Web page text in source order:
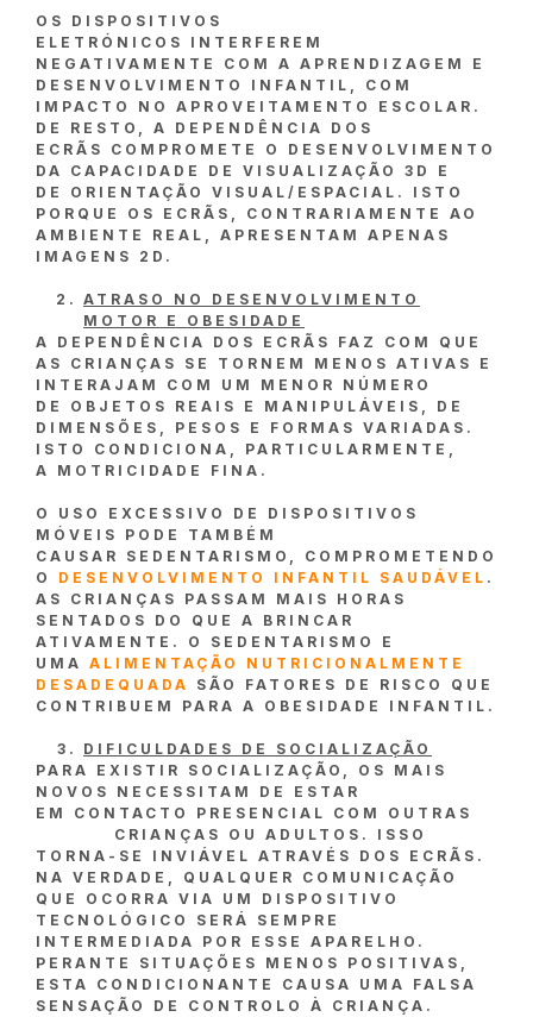
OS DISPOSITIVOS
ELETRÓNICOS INTERFEREM
NEGATIVAMENTE COM A APRENDIZAGEM E
DESENVOLVIMENTO INFANTIL, COM
IMPACTO NO APROVEITAMENTO ESCOLAR.
DE RESTO, A DEPENDÊNCIA DOS
ECRÃS COMPROMETE O DESENVOLVIMENTO
DA CAPACIDADE DE VISUALIZAÇÃO 3D E
DE ORIENTAÇÃO VISUAL/ESPACIAL. ISTO
PORQUE OS ECRÃS, CONTRARIAMENTE AO
AMBIENTE REAL, APRESENTAM APENAS
IMAGENS 2D.
ATRASO NO DESENVOLVIMENTO
MOTOR E OBESIDADE
A DEPENDÊNCIA DOS ECRÃS FAZ COM QUE
AS CRIANÇAS SE TORNEM MENOS ATIVAS E
INTERAJAM COM UM MENOR NÚMERO
DE OBJETOS REAIS E MANIPULÁVEIS, DE
DIMENSÕES, PESOS E FORMAS VARIADAS.
ISTO CONDICIONA, PARTICULARMENTE,
A MOTRICIDADE FINA.
O USO EXCESSIVO DE DISPOSITIVOS
MÓVEIS PODE TAMBÉM
CAUSAR SEDENTARISMO, COMPROMETENDO
O DESENVOLVIMENTO INFANTIL SAUDÁVEL .
AS CRIANÇAS PASSAM MAIS HORAS
SENTADOS DO QUE A BRINCAR
ATIVAMENTE. O SEDENTARISMO E
UMA ALIMENTAÇÃO NUTRICIONALMENTE
DESADEQUADA
SÃO FATORES DE RISCO QUE
CONTRIBUEM PARA A OBESIDADE INFANTIL.
DIFICULDADES DE SOCIALIZAÇÃO
PARA EXISTIR SOCIALIZAÇÃO, OS MAIS
NOVOS NECESSITAM DE ESTAR
EM CONTACTO PRESENCIAL COM OUTRAS
CRIANÇAS OU ADULTOS. ISSO
TORNA-SE INVIÁVEL ATRAVÉS DOS ECRÃS.
NA VERDADE, QUALQUER COMUNICAÇÃO
QUE OCORRA VIA UM DISPOSITIVO
TECNOLÓGICO SERÁ SEMPRE
INTERMEDIADA POR ESSE APARELHO.
PERANTE SITUAÇÕES MENOS POSITIVAS,
ESTA CONDICIONANTE CAUSA UMA FALSA
SENSAÇÃO DE CONTROLO À CRIANÇA.